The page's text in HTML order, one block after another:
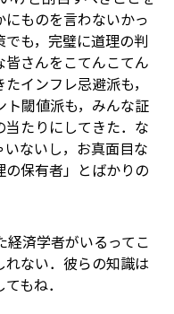
ものを言わないかっ
も，完璧に道理の判
さんをこてんこてん
インフレ忌避派も，
閾値派も，みんな証
たりにしてきた．な
ないし，お真面目な
保有者」とばかりの
経済学者がいるってこ
れない．彼らの知識は
もね．